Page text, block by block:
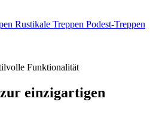
Rustikale Treppen Podest-Treppen
Funktionalität
einzigartigen